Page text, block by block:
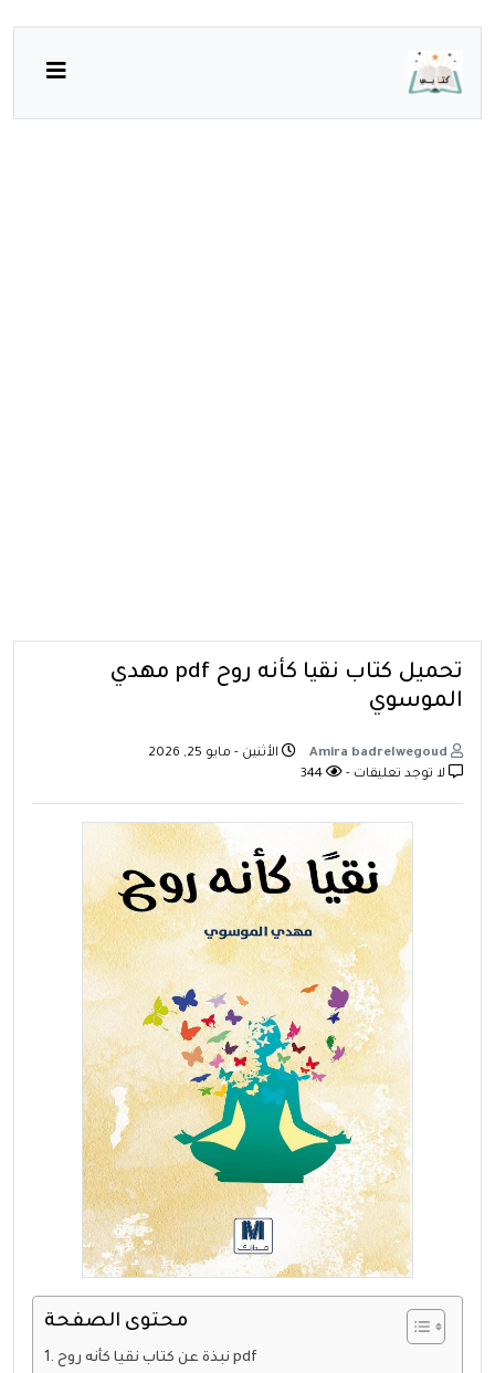
تحميل كتاب نقيا كأنه روح pdf مهدي
الموسوي
الأثنين - مايو 25, 2026
لا توجد تعليقات -
محتوى الصفحة
نبذة عن كتاب نقيا كأنه روح pdf